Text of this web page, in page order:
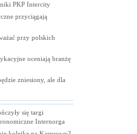
PKP Intercity
przyciągają
przy polskich
oceniają branżę
zniesiony, ale dla
się targi
Internorga